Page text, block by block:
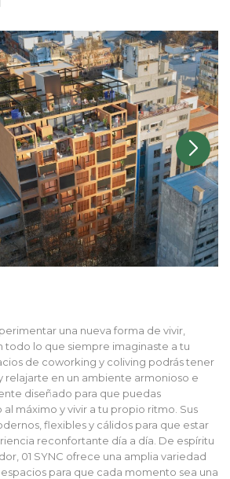
una nueva forma de vivir,
todo lo que siempre imaginaste a tu
de coworking y coliving podrás tener
relajarte en un ambiente armonioso e
diseñado para que puedas
máximo y vivir a tu propio ritmo. Sus
flexibles y cálidos para que estar
reconfortante día a día. De espíritu
01 SYNC ofrece una amplia variedad
para que cada momento sea una